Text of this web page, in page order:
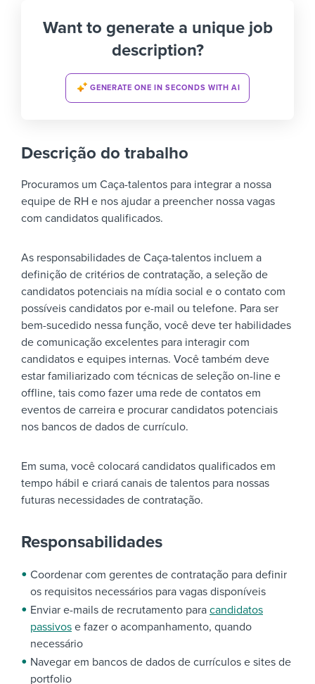
Want to generate a unique job
description?
GENERATE ONE IN SECONDS WITH AI
Descrição do trabalho
Procuramos um Caça-talentos para integrar a nossa
equipe de RH e nos ajudar a preencher nossa vagas
com candidatos qualificados.
As responsabilidades de Caça-talentos incluem a
definição de critérios de contratação, a seleção de
candidatos potenciais na mídia social e o contato com
possíveis candidatos por e-mail ou telefone. Para ser
bem-sucedido nessa função, você deve ter habilidades
de comunicação excelentes para interagir com
candidatos e equipes internas. Você também deve
estar familiarizado com técnicas de seleção on-line e
offline, tais como fazer uma rede de contatos em
eventos de carreira e procurar candidatos potenciais
nos bancos de dados de currículo.
Em suma, você colocará candidatos qualificados em
tempo hábil e criará canais de talentos para nossas
futuras necessidades de contratação.
Responsabilidades
Coordenar com gerentes de contratação para definir
os requisitos necessários para vagas disponíveis
Enviar e-mails de recrutamento para candidatos
passivos e fazer o acompanhamento, quando
necessário
Navegar em bancos de dados de currículos e sites de
portfolio